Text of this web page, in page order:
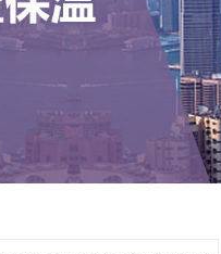
大理石纹系列
石头纹系列